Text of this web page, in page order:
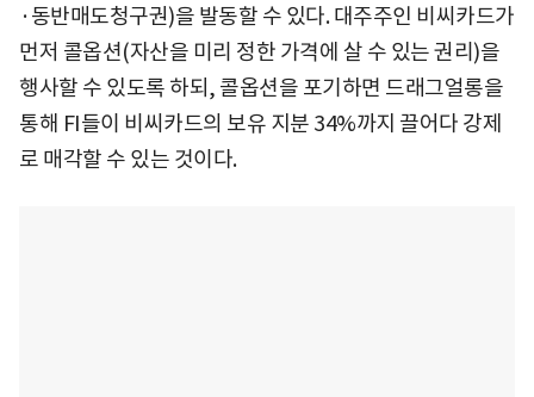
·동반매도청구권)을 발동할 수 있다. 대주주인 비씨카드가
먼저 콜옵션(자산을 미리 정한 가격에 살 수 있는 권리)을
행사할 수 있도록 하되, 콜옵션을 포기하면 드래그얼롱을
통해 FI들이 비씨카드의 보유 지분 34%까지 끌어다 강제
로 매각할 수 있는 것이다.